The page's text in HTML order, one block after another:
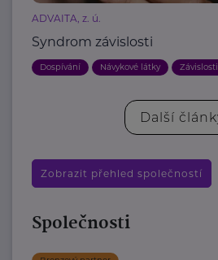
ADVAITA, z. ú.
Syndrom závislosti
Dospívání Návykové látky Závislosti
Další
Zobrazit přehled společností
Společnosti